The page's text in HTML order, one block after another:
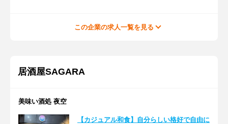
この企業の求人一覧を見る
居酒屋SAGARA
美味い酒処 夜空
【カジュアル和食】自分らしい格好で自由に